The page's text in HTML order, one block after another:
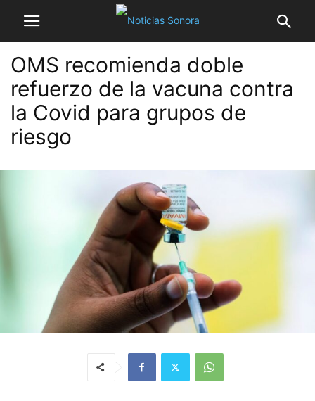
OMS recomienda doble
refuerzo de la vacuna contra
la Covid para grupos de
riesgo